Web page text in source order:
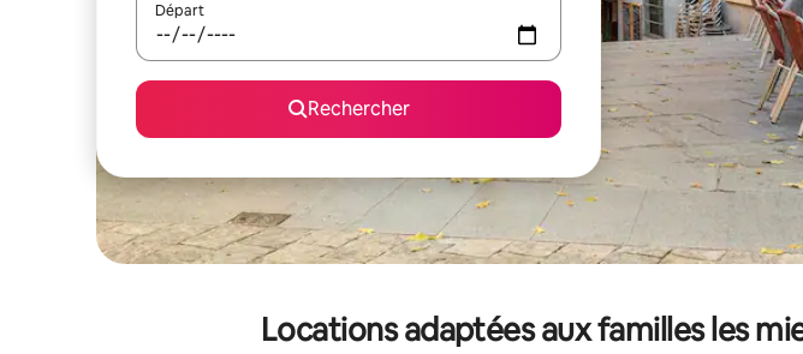
Départ
Rechercher
Locations adaptées aux familles les